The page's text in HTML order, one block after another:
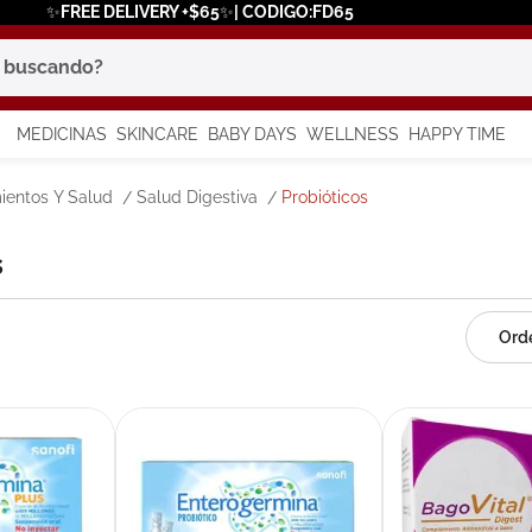
✨FREE DELIVERY +$65✨| CODIGO:FD65
MEDICINAS SKINCARE BABY DAYS WELLNESS HAPPY TIME
Y Salud Salud Digestiva Probióticos
más buscados